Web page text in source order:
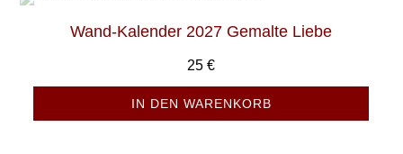
Wand-Kalender 2027 Gemalte Liebe
25€
IN DEN WARENKORB